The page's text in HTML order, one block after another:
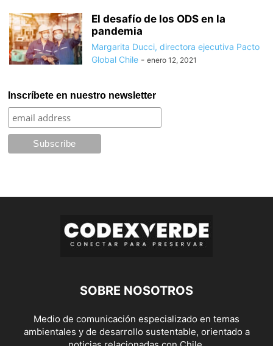
El desafío de los ODS en la
pandemia
Margarita Ducci, directora ejecutiva Pacto
Global Chile - enero 12, 2021
Inscríbete en nuestro newsletter
SOBRE NOSOTROS
Medio de comunicación especializado en temas
ambientales y de desarrollo sustentable, orientado a